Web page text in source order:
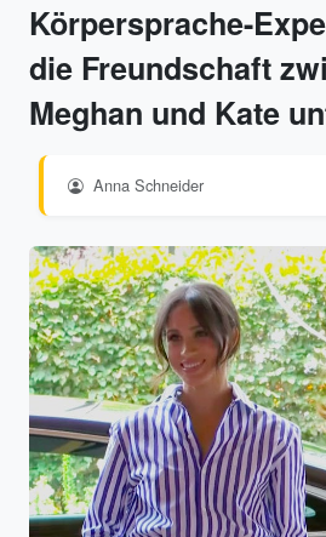
Körpersprache-
die Freundschaft
Meghan und Kate
Anna Schneider